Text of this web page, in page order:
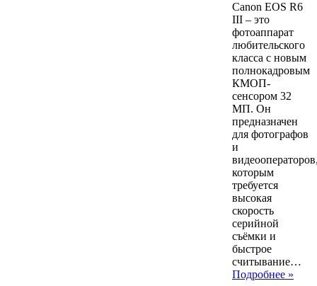
Canon EOS R6
III – это
фотоаппарат
любительского
класса с новым
полнокадровым
КМОП-
сенсором 32
МП. Он
предназначен
для фотографов
и
которым
требуется
высокая
скорость
серийной
съёмки и
быстрое
считывание…
Подробнее »